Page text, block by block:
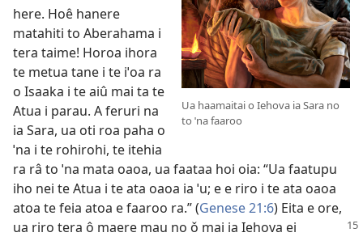
Ua haamaitai o Iehova ia Sara no
to ˈna faaroo
here. Hoê hanere
matahiti to Aberahama i
tera taime! Horoa ihora
te metua tane i te iˈoa ra
o Isaaka i te aiû mai ta te
Atua i parau. A feruri na
ia Sara, ua oti roa paha o
ˈna i te rohirohi, te itehia
ra râ to ˈna mata oaoa, ua faataa hoi oia: “Ua faatupu
iho nei te Atua i te ata oaoa ia ˈu; e e riro i te ata oaoa
atoa te feia atoa e faaroo ra.” (Genese 21:6) Eita e ore,
ua riro tera ô maere mau no ǒ mai ia Iehova ei